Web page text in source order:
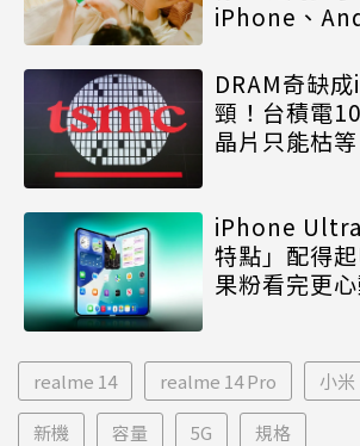
iPhone、
DRAM奇缺
頸！台積電
晶片只能枯等
iPhone
特點」配得
果粉看完更
realme 14 realme 14 Pro 小米
新機 容量 5G 規格